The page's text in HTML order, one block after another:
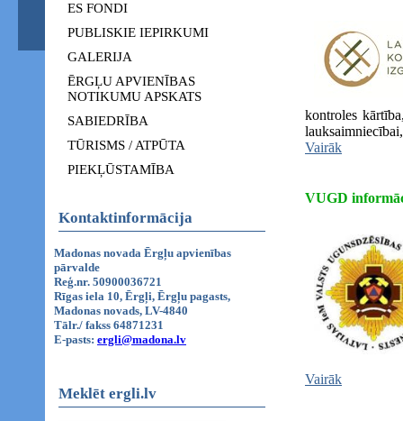
ES FONDI
PUBLISKIE IEPIRKUMI
GALERIJA
ĒRGĻU APVIENĪBAS
NOTIKUMU APSKATS
SABIEDRĪBA
TŪRISMS / ATPŪTA
PIEKĻŪSTAMĪBA
Kontaktinformācija
Madonas novada Ērgļu apvienības
pārvalde
Reģ.nr. 50900036721
Rīgas iela 10, Ērgļi, Ērgļu pagasts,
Madonas novads, LV-4840
Tālr./ fakss 64871231
E-pasts: ergli@madona.lv
Meklēt ergli.lv
kontroles
Vairāk
VUGD
Vairāk